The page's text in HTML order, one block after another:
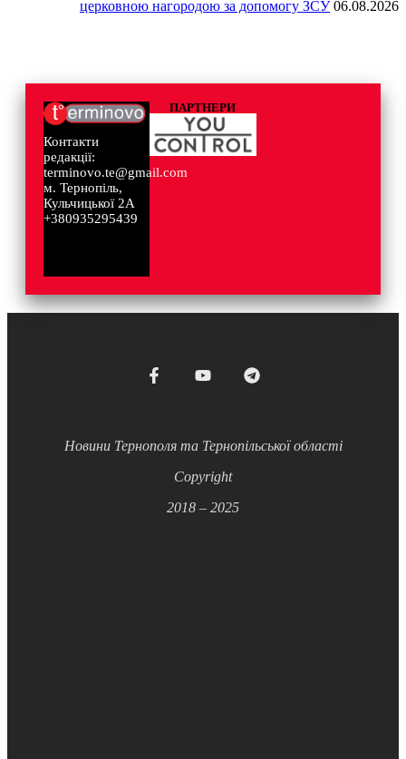
церковною нагородою за допомогу ЗСУ 06.08.2026
Контакти
редакції:
terminovo.te@gmail.com
м. Тернопіль,
Кульчицької 2А
+380935295439
ПАРТНЕРИ
Новини Тернополя та Тернопільської області
Copyright
2018 – 2025